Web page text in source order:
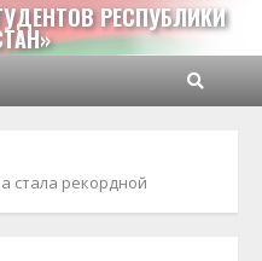
РЕСПУБЛИКИ
стала рекордной